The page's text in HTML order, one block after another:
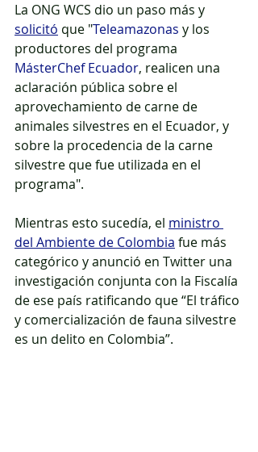
La ONG WCS dio un paso más y
solicitó que "Teleamazonas y los
productores del programa
MásterChef Ecuador, realicen una
aclaración pública sobre el
aprovechamiento de carne de
animales silvestres en el Ecuador, y
sobre la procedencia de la carne
silvestre que fue utilizada en el
programa".
Mientras esto sucedía, el ministro
del Ambiente de Colombia fue más
categórico y anunció en Twitter una
investigación conjunta con la Fiscalía
de ese país ratificando que “El tráfico
y comercialización de fauna silvestre
es un delito en Colombia”.